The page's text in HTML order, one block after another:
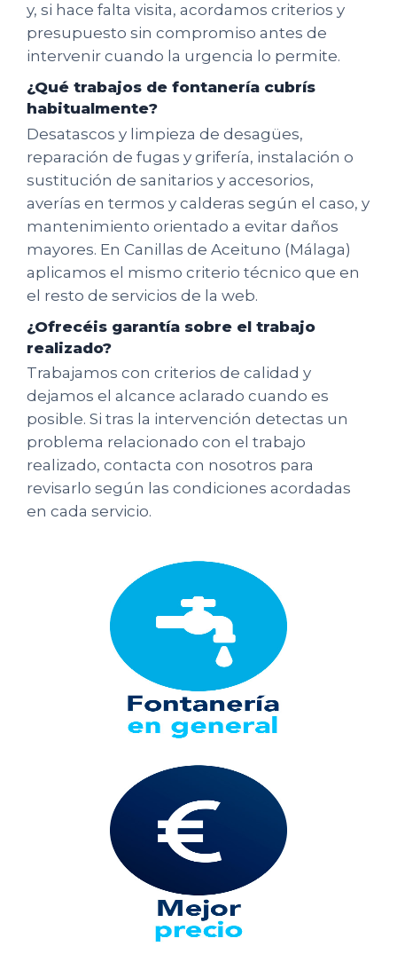
y, si hace falta visita, acordamos criterios y
presupuesto sin compromiso antes de
intervenir cuando la urgencia lo permite.
¿Qué trabajos de fontanería cubrís
habitualmente?
Desatascos y limpieza de desagües,
reparación de fugas y grifería, instalación o
sustitución de sanitarios y accesorios,
averías en termos y calderas según el caso, y
mantenimiento orientado a evitar daños
mayores. En Canillas de Aceituno (Málaga)
aplicamos el mismo criterio técnico que en
el resto de servicios de la web.
¿Ofrecéis garantía sobre el trabajo
realizado?
Trabajamos con criterios de calidad y
dejamos el alcance aclarado cuando es
posible. Si tras la intervención detectas un
problema relacionado con el trabajo
realizado, contacta con nosotros para
revisarlo según las condiciones acordadas
en cada servicio.